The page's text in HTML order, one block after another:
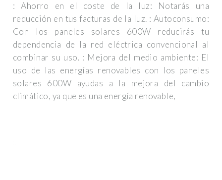
: Ahorro en el coste de la luz: Notarás una
reducción en tus facturas de la luz. : Autoconsumo:
Con los paneles solares 600W reducirás tu
dependencia de la red eléctrica convencional al
combinar su uso. : Mejora del medio ambiente: El
uso de las energías renovables con los paneles
solares 600W ayudas a la mejora del cambio
climático, ya que es una energía renovable,